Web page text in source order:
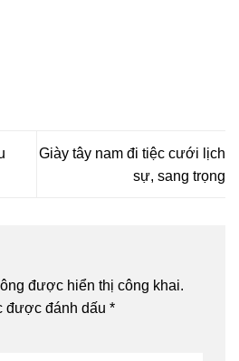
Giày tây nam đi tiệc cưới lịch
sự, sang trọng
được hiển thị công khai.
được đánh dấu *